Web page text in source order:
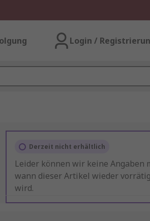
Login /
Derzeit nicht erhältlich
Leider können wir keine Angaben
wann dieser Artikel wieder
wird.